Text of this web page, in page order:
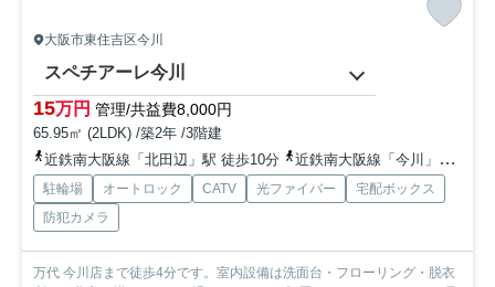
大阪市東住吉区今川
スペチアーレ今川
15万円 管理/共益費8,000円
65.95㎡ (2LDK) /築2年 /3階建
近鉄南大阪線「北田辺」駅 徒歩10分
近鉄南大阪線「今川」駅 徒歩12分
駐輪場 オートロック CATV 光ファイバー
宅配ボックス
防犯カメラ
万代 今川店まで徒歩4分です。室内設備は洗面台・フローリング・脱衣